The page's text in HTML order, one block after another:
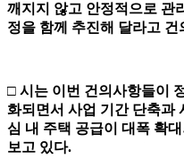
깨지지 않고 안정적으로 관
정을 함께 추진해 달라고 건
□ 시는 이번 건의사항들이
화되면서 사업 기간 단축과
심 내 주택 공급이 대폭 확
보고 있다.